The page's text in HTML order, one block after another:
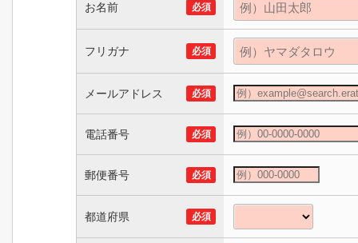
お名前 必須
フリガナ 必須
メールアドレス 必須
電話番号 必須
郵便番号 必須
都道府県 必須